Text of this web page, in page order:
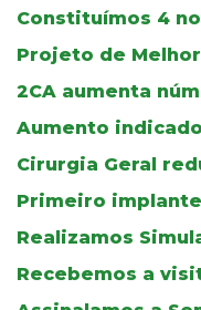
Constituímos 4
Projeto de
2CA aumenta
Aumento
Cirurgia Geral
Primeiro
Realizamos
Recebemos a